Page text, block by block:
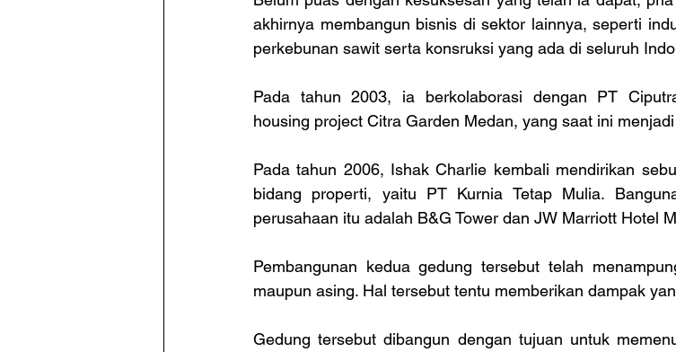
akhirnya membangun bisnis di sektor lainnya, seperti
perkebunan sawit serta konsruksi yang ada di seluruh
Pada tahun 2003, ia berkolaborasi dengan PT
housing project Citra Garden Medan, yang saat ini
Pada tahun 2006, Ishak Charlie kembali mendirikan
bidang properti, yaitu PT Kurnia Tetap Mulia.
perusahaan itu adalah B&G Tower dan JW Marriott Hotel
Pembangunan kedua gedung tersebut telah
maupun asing. Hal tersebut tentu memberikan dampak
Gedung tersebut dibangun dengan tujuan untuk